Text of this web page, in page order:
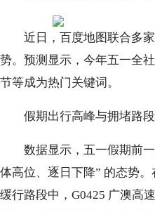
近日，百度地图联合多
势。预测显示，今年五一全
节等成为热门关键词。
假期出行高峰与拥堵路
数据显示，五一假期前
体高位、逐日下降” 的态势
缓行路段中，G0425 广澳高